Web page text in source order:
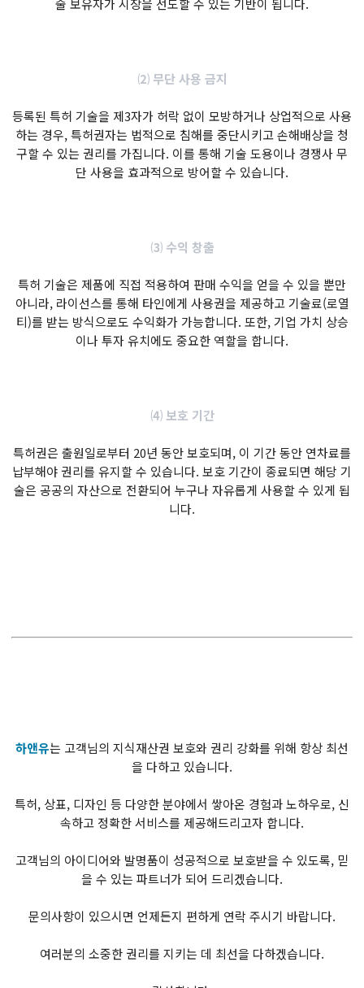
술 보유자가 시장을 선도할 수 있는 기반이 됩니다.
⑵ 무단 사용 금지
등록된 특허 기술을 제3자가 허락 없이 모방하거나 상업적으로 사용
하는 경우, 특허권자는 법적으로 침해를 중단시키고 손해배상을 청
구할 수 있는 권리를 가집니다. 이를 통해 기술 도용이나 경쟁사 무
단 사용을 효과적으로 방어할 수 있습니다.
⑶ 수익 창출
특허 기술은 제품에 직접 적용하여 판매 수익을 얻을 수 있을 뿐만
아니라, 라이선스를 통해 타인에게 사용권을 제공하고 기술료(로열
티)를 받는 방식으로도 수익화가 가능합니다. 또한, 기업 가치 상승
이나 투자 유치에도 중요한 역할을 합니다.
⑷ 보호 기간
특허권은 출원일로부터 20년 동안 보호되며, 이 기간 동안 연차료를
납부해야 권리를 유지할 수 있습니다. 보호 기간이 종료되면 해당 기
술은 공공의 자산으로 전환되어 누구나 자유롭게 사용할 수 있게 됩
니다.
하앤유는 고객님의 지식재산권 보호와 권리 강화를 위해 항상 최선
을 다하고 있습니다.
특허, 상표, 디자인 등 다양한 분야에서 쌓아온 경험과 노하우로, 신
속하고 정확한 서비스를 제공해드리고자 합니다.
고객님의 아이디어와 발명품이 성공적으로 보호받을 수 있도록, 믿
을 수 있는 파트너가 되어 드리겠습니다.
문의사항이 있으시면 언제든지 편하게 연락 주시기 바랍니다.
여러분의 소중한 권리를 지키는 데 최선을 다하겠습니다.